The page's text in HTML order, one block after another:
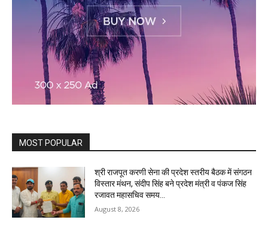
MOST POPULAR
श्री राजपूत करणी सेना की प्रदेश स्तरीय बैठक में संगठन
विस्तार मंथन, संदीप सिंह बने प्रदेश मंत्री व पंकज सिंह
रजावत महासचिव समय...
August 8, 2026